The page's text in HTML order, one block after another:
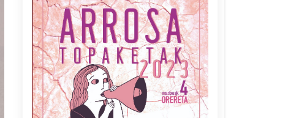
Azaroak 6 Iurretan Arrosa
sarearen IX. topaketak
2021/10/04
Berria egunkarian
elkarrizketa Arrosaren 20
urteez
2021/07/06